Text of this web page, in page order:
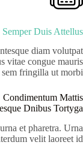
Semper Duis Attellus
diam volutpat
vitae congue mauris
fringilla ut morbi
Condimentum Mattis
Dnibus Tortyga
et pharetra. Urna
velit laoreet id.